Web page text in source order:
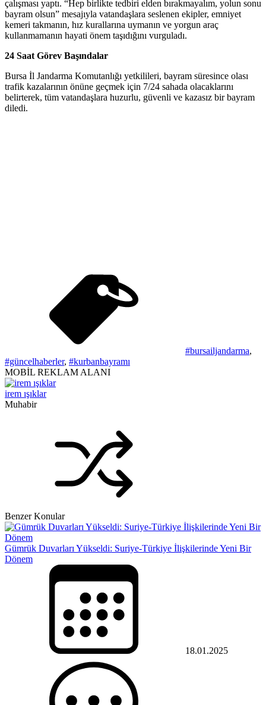
çalışması yaptı. “Hep birlikte tedbiri elden bırakmayalım, yolun sonu
bayram olsun” mesajıyla vatandaşlara seslenen ekipler, emniyet
kemeri takmanın, hız kurallarına uymanın ve yorgun araç
kullanmamanın hayati önem taşıdığını vurguladı.
24 Saat Görev Başındalar
Bursa İl Jandarma Komutanlığı yetkilileri, bayram süresince olası
trafik kazalarının önüne geçmek için 7/24 sahada olacaklarını
belirterek, tüm vatandaşlara huzurlu, güvenli ve kazasız bir bayram
diledi.
#bursailjandarma,
#güncelhaberler, #kurbanbayramı
MOBİL REKLAM ALANI
irem ışıklar
Muhabir
Benzer Konular
Gümrük Duvarları Yükseldi: Suriye-Türkiye İlişkilerinde Yeni Bir
Dönem
18.01.2025